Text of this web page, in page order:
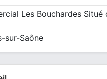
Les Bouchardes Situé
sur-Saône